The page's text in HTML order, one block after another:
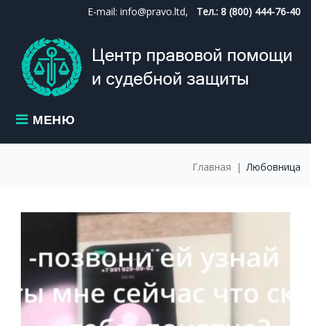
content
E-mail: info@pravo.ltd, Тел.: 8 (800) 444-76-40
МЕНЮ
Главная | Любовница
МЕТКА:
ЛЮБОВНИЦА